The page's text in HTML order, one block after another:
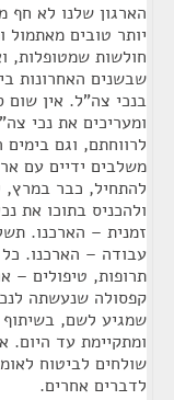
הארגון שלנו לא חף
יותר טובים מאתמול
חולשות שמטופלות,
שבשנים האחרונות
בנכי צה"ל. אין
ומעריכים את נכי
לרווחתם, וגם
משלבים ידיים עם
להתחיל, כבר במרץ,
ולהכניס בתוכו את
זמנית – הארכנו.
עבודה – הארכנו.
תרופות, טיפולים –
קפסולה שנעשתה
שמגיע לשם,
ומתקיימת עד היום.
שולחים לביטוח
לדברים אחרים.